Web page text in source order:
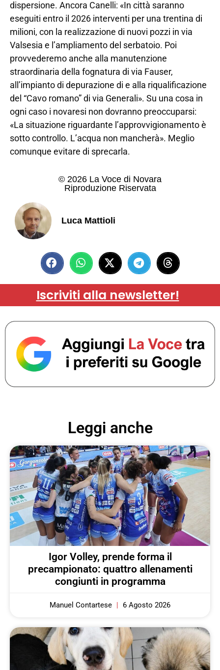
dispersione. Ancora Canelli: «In città saranno
eseguiti entro il 2026 interventi per una trentina di
milioni, con la realizzazione di nuovi pozzi in via
Valsesia e l’ampliamento del serbatoio. Poi
provvederemo anche alla manutenzione
straordinaria della fognatura di via Fauser,
all’impianto di depurazione di e alla riqualificazione
del “Cavo romano” di via Generali». Su una cosa in
ogni caso i novaresi non dovranno preoccuparsi:
«La situazione riguardante l’approvvigionamento è
sotto controllo. L’acqua non mancherà». Meglio
comunque evitare di sprecarla.
© 2026 La Voce di Novara
Riproduzione Riservata
Luca Mattioli
Iscriviti alla newsletter!
Leggi anche
Igor Volley, prende forma il
precampionato: quattro allenamenti
congiunti in programma
Manuel Contartese 6 Agosto 2026